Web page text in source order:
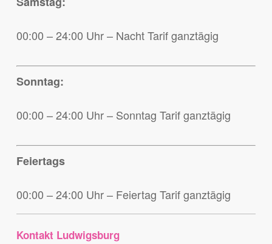
00:00 – 24:00 Uhr – Nacht Tarif ganztägig
Sonntag:
00:00 – 24:00 Uhr – Sonntag Tarif ganztägig
Feiertags
00:00 – 24:00 Uhr – Feiertag Tarif ganztägig
Kontakt Ludwigsburg